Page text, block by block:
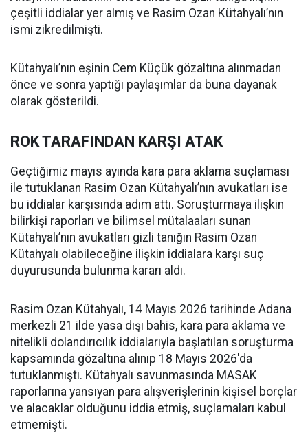
çeşitli iddialar yer almış ve Rasim Ozan Kütahyalı’nın
ismi zikredilmişti.
Kütahyalı’nın eşinin Cem Küçük gözaltına alınmadan
önce ve sonra yaptığı paylaşımlar da buna dayanak
olarak gösterildi.
ROK TARAFINDAN KARŞI ATAK
Geçtiğimiz mayıs ayında kara para aklama suçlaması
ile tutuklanan Rasim Ozan Kütahyalı’nın avukatları ise
bu iddialar karşısında adım attı. Soruşturmaya ilişkin
bilirkişi raporları ve bilimsel mütalaaları sunan
Kütahyalı’nın avukatları gizli tanığın Rasim Ozan
Kütahyalı olabileceğine ilişkin iddialara karşı suç
duyurusunda bulunma kararı aldı.
Rasim Ozan Kütahyalı, 14 Mayıs 2026 tarihinde Adana
merkezli 21 ilde yasa dışı bahis, kara para aklama ve
nitelikli dolandırıcılık iddialarıyla başlatılan soruşturma
kapsamında gözaltına alınıp 18 Mayıs 2026'da
tutuklanmıştı. Kütahyalı savunmasında MASAK
raporlarına yansıyan para alışverişlerinin kişisel borçlar
ve alacaklar olduğunu iddia etmiş, suçlamaları kabul
etmemişti.